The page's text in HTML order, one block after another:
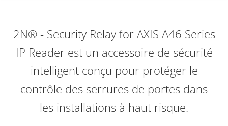
2N® - Security Relay for AXIS A46 Series
IP Reader est un accessoire de sécurité
intelligent conçu pour protéger le
contrôle des serrures de portes dans
les installations à haut risque.